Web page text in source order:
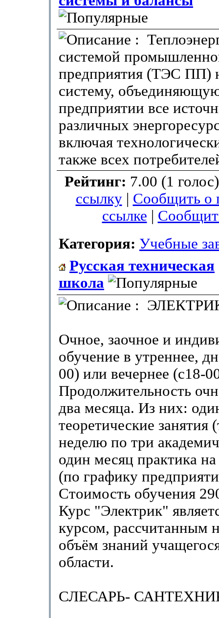
:
системой
предприятия (ТЭС ПП)
систему,
предприятии все
различных
включая
также всех
Рейтинг: 7.00 (1
ссылку| Сообщить о
ссылке
Категория: Учебные
Русская техническая
школа
:
Очное, заочное и
обучение в утреннее,
00) или вечернее (с18-
Продолжительность
два месяца. Из них:
теоретические занятия
неделю по три
один месяц практика
(по графику
Стоимость обучения
Курс "Электрик"
курсом, рассчитанным
объём знаний
области.
СЛЕСАРЬ-